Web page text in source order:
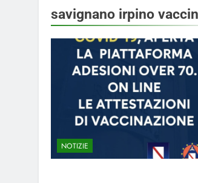
5
1
savignano irpino
NOTIZIE